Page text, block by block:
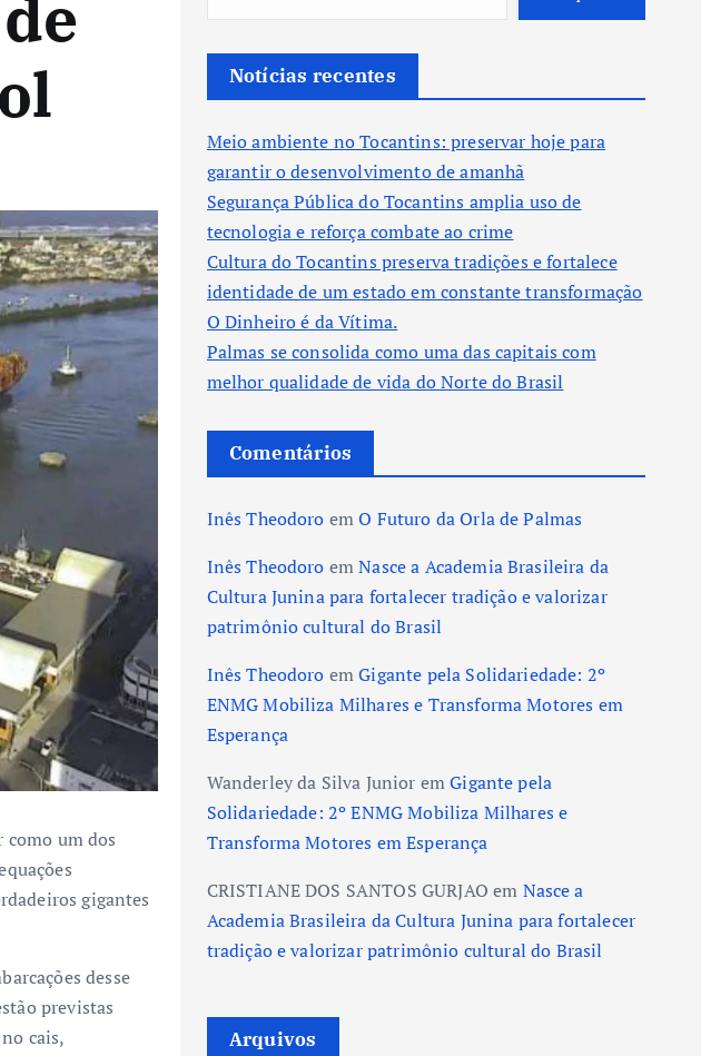
um dos
gigantes
desse
previstas
cais,
Notícias recentes
Meio ambiente no Tocantins: preservar hoje para
garantir o desenvolvimento de amanhã
Segurança Pública do Tocantins amplia uso de
tecnologia e reforça combate ao crime
Cultura do Tocantins preserva tradições e fortalece
identidade de um estado em constante transformação
O Dinheiro é da Vítima.
Palmas se consolida como uma das capitais com
melhor qualidade de vida do Norte do Brasil
Comentários
Inês Theodoro emO Futuro da Orla de Palmas
Inês Theodoro emNasce a Academia Brasileira da
Cultura Junina para fortalecer tradição e valorizar
patrimônio cultural do Brasil
Inês Theodoro emGigante pela Solidariedade: 2º
ENMG Mobiliza Milhares e Transforma Motores em
Esperança
Wanderley da Silva Junior emGigante pela
Solidariedade: 2º ENMG Mobiliza Milhares e
Transforma Motores em Esperança
CRISTIANE DOS SANTOS GURJAO em Nasce a
Academia Brasileira da Cultura Junina para fortalecer
tradição e valorizar patrimônio cultural do Brasil
Arquivos